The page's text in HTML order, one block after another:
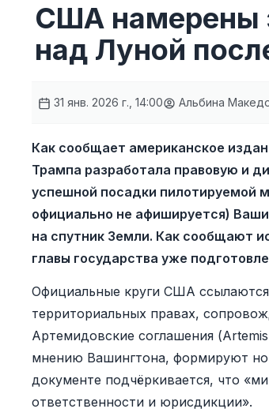
США намерены
над Луной
31 янв. 2026 г., 14:00 Альбина
Как сообщает американское
Трампа разработала правовую и
успешной посадки пилотируемой
официально не афишируется)
на спутник Земли. Как сообщают
главы государства уже
Официальные круги США ссылаются
территориальных правах,
Артемидовские соглашения
мнению Вашингтона, формируют
документе подчёркивается, что
ответственности и юрисдикции».